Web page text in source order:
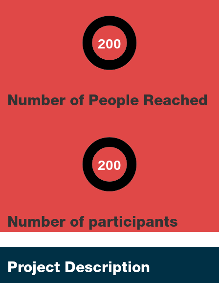
200
0 100
Number of People Reached
200
0 100
Number of participants
Project Description